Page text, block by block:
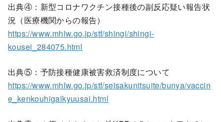
出典④：新型コロナワクチン接種後の副反応疑い報告状
況（医療機関からの報告）
https://www.mhlw.go.jp/stf/shingi/shingi-
kousei_284075.html
出典⑤：予防接種健康被害救済制度について
https://www.mhlw.go.jp/stf/seisakunitsuite/bunya/vaccin
e_kenkouhigaikyuusai.html